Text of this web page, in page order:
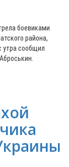
боевиками
района,
утра сообщил